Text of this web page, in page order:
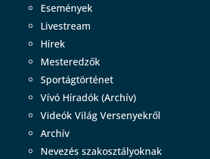
Események
Livestream
Hírek
Mesteredzők
Sportágtörténet
Vívó Híradók (Archív)
Videók Világ Versenyekről
Archív
Nevezés szakosztályoknak